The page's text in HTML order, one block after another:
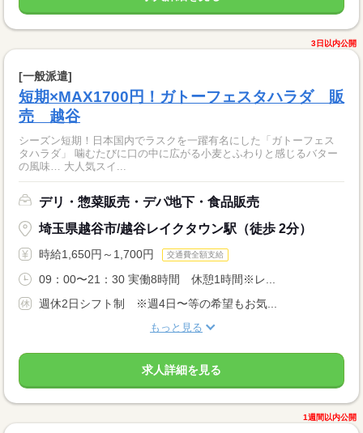
3日以内公開
[一般派遣]
短期×MAX1700円！ガトーフェスタハラダ 販
売 越谷
シーズン短期！日本国内でラスクを一躍有名にした「ガトーフェス
タハラダ」 噛むたびに口の中に広がる小麦とふわりと感じるバター
の風味… 大人気スイ...
デリ・惣菜販売・デパ地下・食品販売
埼玉県越谷市/越谷レイクタウン駅（徒歩 2分）
時給1,650円～1,700円 交通費全額支給
09：00〜21：30 実働8時間 休憩1時間※レ...
週休2日シフト制 ※週4日〜等の希望もお気...
もっと見る
求人詳細を見る
1週間以内公開